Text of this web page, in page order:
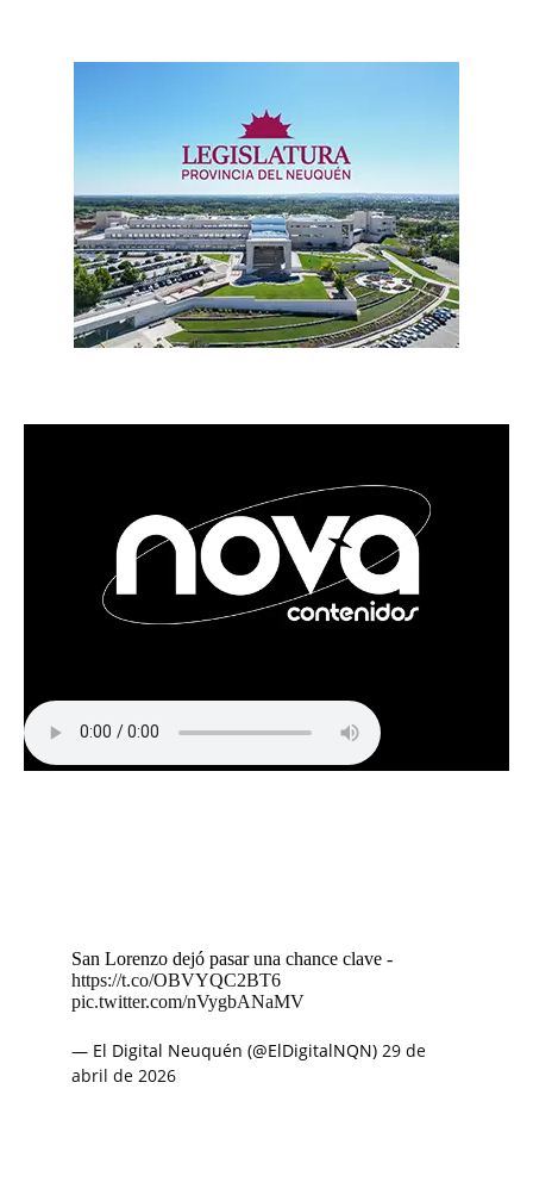
San Lorenzo dejó pasar una chance clave -
https://t.co/OBVYQC2BT6
pic.twitter.com/nVygbANaMV
— El Digital Neuquén (@ElDigitalNQN) 29 de
abril de 2026